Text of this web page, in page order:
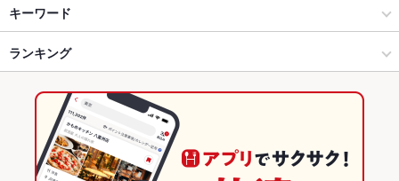
北海道 藤沢駅前店
Hokkaido Gourmet Dining 北海道 横浜スカイビル店
北海道 横浜天理ビル店
北海道 川崎駅前店
北海道 溝の口駅前店
広島駅・横川・その他広島市内 × 居酒屋
広島駅・横川・その他広島市内 × 和風
広島駅 × 居酒屋
広島駅 × 和風
広島駅 × 居酒屋
広島駅 × 和風
広島駅 × 和食
広島駅 × 和食全般
広島駅
広島駅駅
キーワード
からあげ
つくね 焼売 チャーハン
味噌バターコーンラーメン
ランキング
広島のグルメランキング
広島の居酒屋ランキング
広島駅・横川・その他広島市内のグルメランキング